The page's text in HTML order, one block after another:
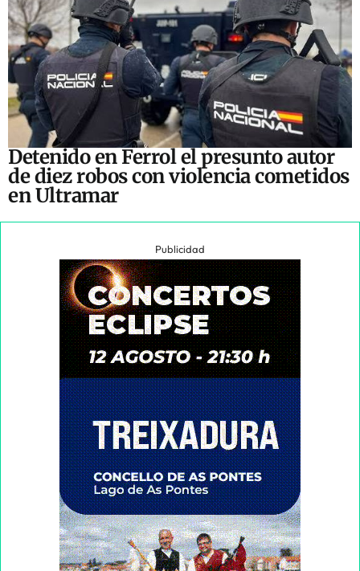
Detenido en Ferrol el presunto autor
de diez robos con violencia cometidos
en Ultramar
Publicidad